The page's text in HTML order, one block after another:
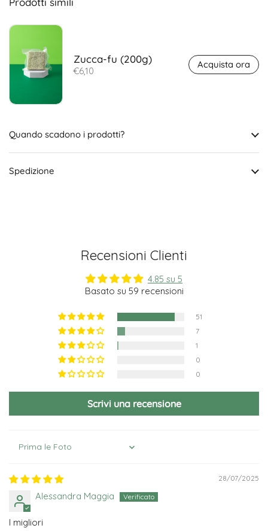
Zucca-fu (200g)
€6,10
Acquista ora
Quando scadono i prodotti?
Spedizione
Recensioni Clienti
4.85 su 5
Basato su 59 recensioni
51
7
1
0
0
Scrivi una recensione
Sort by
28/07/2025
Alessandra Maggia
I migliori